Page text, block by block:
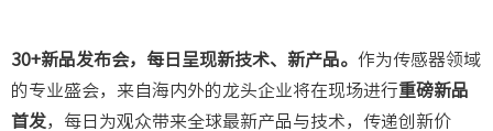
30+新品发布会，每日呈现新技术、新产品。 作为传感器领域
的专业盛会，来自海内外的龙头企业将在现场进行重磅新品
首发，每日为观众带来全球最新产品与技术，传递创新价